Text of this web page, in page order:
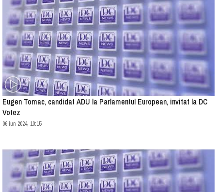
Eugen Tomac, candidat ADU la Parlamentul European, invitat la DC
Votez
06 iun 2024, 10:15